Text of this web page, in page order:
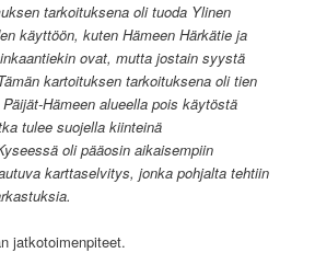
tarkoituksena oli tuoda Ylinen
käyttöön, kuten Hämeen Härkätie ja
ovat, mutta jostain syystä
kartoituksen tarkoituksena oli tien
Hämeen alueella pois käytöstä
tulee suojella kiinteinä
oli pääosin aikaisempiin
karttaselvitys, jonka pohjalta tehtiin
jatkotoimenpiteet.